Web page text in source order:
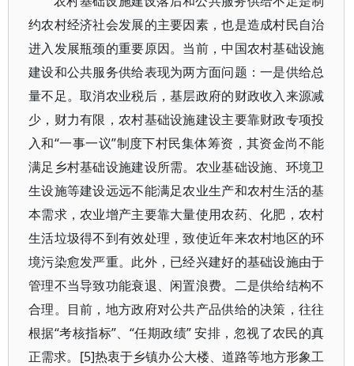
约农村经济社会发展的主要因素，也是造成村民自治
进入发展瓶颈的重要原因。当前，中国农村基础设施
建设和公共服务供给表现为两方面问题：一是供给总
量不足。取消农业税后，基层政府的财政收入来源减
少，财力有限，农村基础设施建设主要靠财政专项投
入和“一事一议”制度下村民集体筹资，其资金尚不能
满足乡村基础设施建设所需。农业基础设施、环境卫
生设施等建设远远不能满足农业生产和农村生活的基
本需求，农业增产主要靠大量使用农药、化肥，农村
生活垃圾得不到有效处理，致使近年来农村地区的环
境污染愈发严重。此外，已经兴建好的基础设施由于
管理不当导致功能衰退、闲置浪费。二是供给结构不
合理。目前，地方政府对公共产品供给的决策，往往
根据“考核指标”、“任期政绩” 安排，忽视了农民的真
正需求。[5]热衷于乡镇办公大楼、道路等地方形象工